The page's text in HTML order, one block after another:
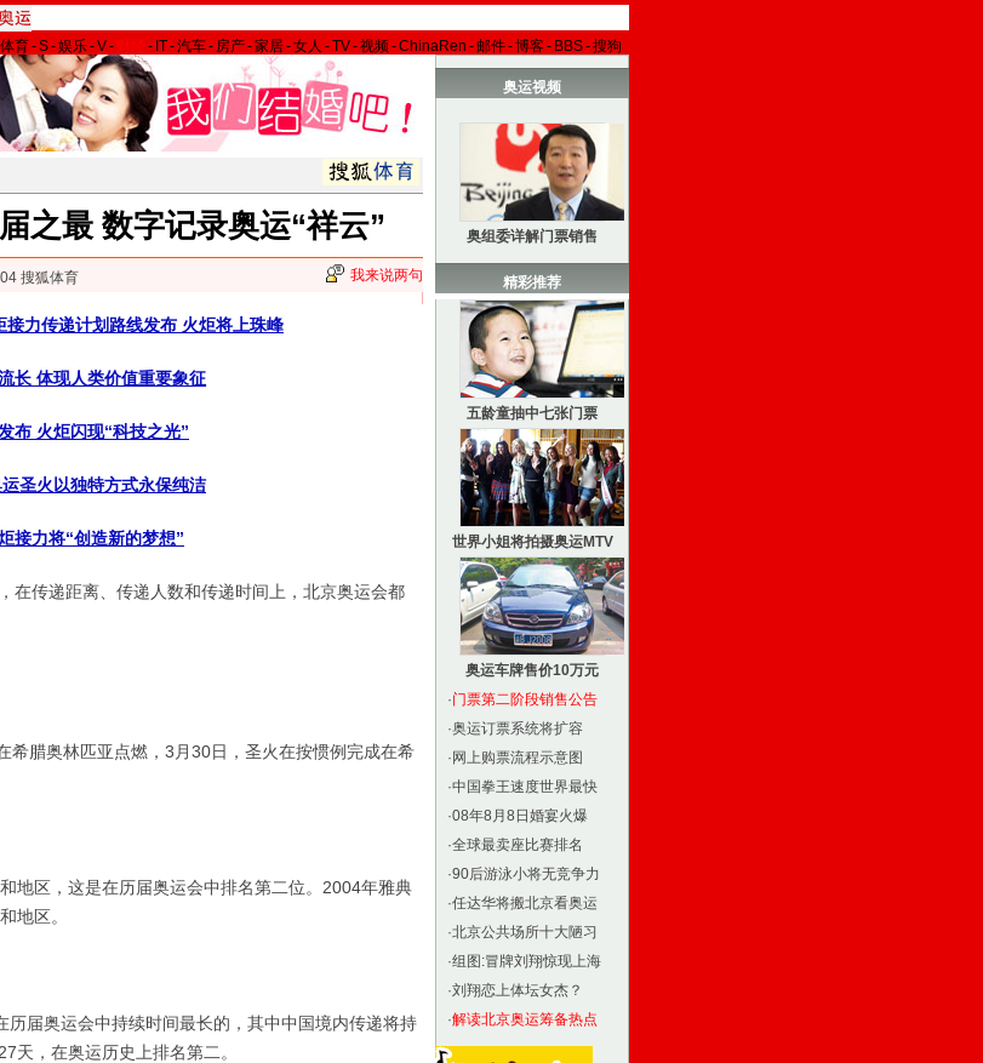
体育-S-娱乐-V- 财经 - IT-汽车- 房产-家居-女人 -TV-视频-ChinaRen -邮件-博客- BBS-搜狗
之最 数字记录奥运“祥云”
搜狐体育 我来说两句
接力传递计划路线发布 火炬将上珠峰
长 体现人类价值重要象征
布 火炬闪现“科技之光”
圣火以独特方式永保纯洁
接力将“创造新的梦想”
传递距离、传递人数和传递时间上，北京奥运会都
腊奥林匹亚点燃，3月30日，圣火在按惯例完成在希
区，这是在历届奥运会中排名第二位。2004年雅典
地区。
届奥运会中持续时间最长的，其中中国境内传递将持
天，在奥运历史上排名第二。
奥运视频
奥组委详解门票销售
精彩推荐
五龄童抽中七张门票
世界小姐将拍摄奥运MTV
奥运车牌售价10万元
·门票第二阶段销售公告
·奥运订票系统将扩容
· 网上购票流程示意图
·中国拳王速度世界最快
·08年8月8日婚宴火爆
·全球最卖座比赛排名
·90后游泳小将无竞争力
·任达华将搬北京看奥运
·北京公共场所十大陋习
·组图:冒牌刘翔惊现上海
·刘翔恋上体坛女杰？
·解读北京奥运筹备热点